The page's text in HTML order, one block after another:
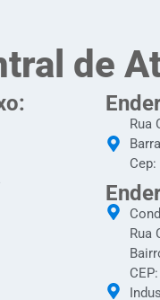
de
Rua
Rua